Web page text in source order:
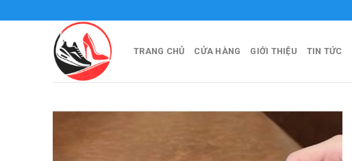
to
TRANG CHỦ CỬA HÀNG GIỚI THIỆU TIN TỨC